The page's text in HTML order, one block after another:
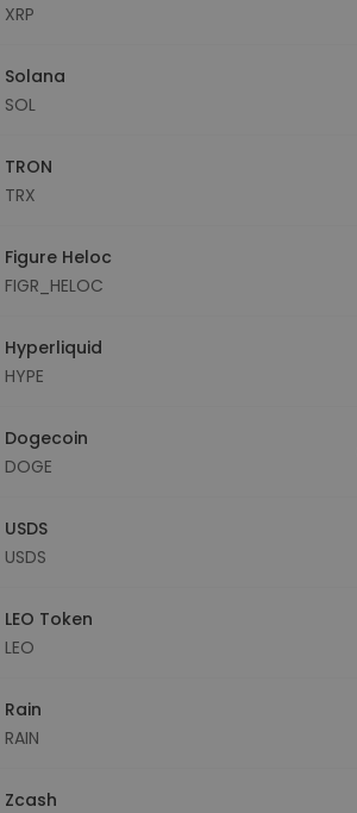
XRP
Solana
SOL
TRON
TRX
Figure Heloc
FIGR_HELOC
Hyperliquid
HYPE
Dogecoin
DOGE
USDS
USDS
LEO Token
LEO
Rain
RAIN
Zcash